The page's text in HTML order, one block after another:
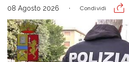
08 Agosto 2026 Condividi